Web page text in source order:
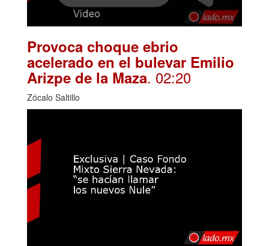
Provoca choque ebrio
acelerado en el bulevar Emilio
Arizpe de la Maza. 02:20
Zócalo Saltillo